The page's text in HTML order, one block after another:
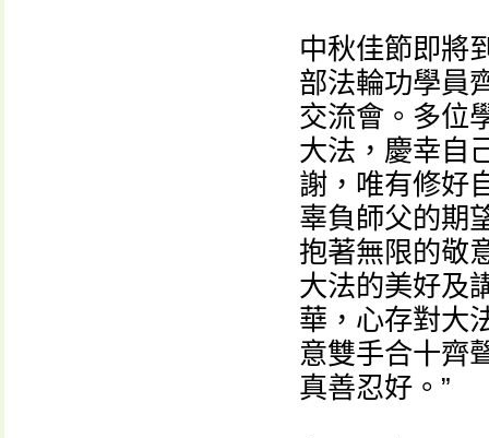
中秋佳節即將
部法輪功學員
交流會。多位
大法，慶幸自
謝，唯有修好
辜負師父的期
抱著無限的敬
大法的美好及
華，心存對大
意雙手合十齊
真善忍好。”